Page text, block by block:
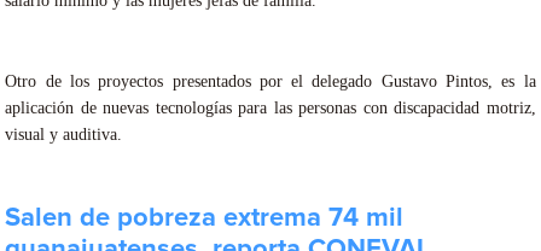
Otro de los proyectos presentados por el delegado Gustavo Pintos, es la
aplicación de nuevas tecnologías para las personas con discapacidad motriz,
visual y auditiva.
Salen de pobreza extrema 74 mil